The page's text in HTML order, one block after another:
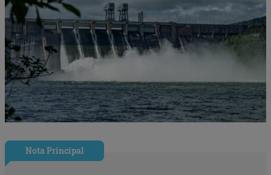
Nota Principal